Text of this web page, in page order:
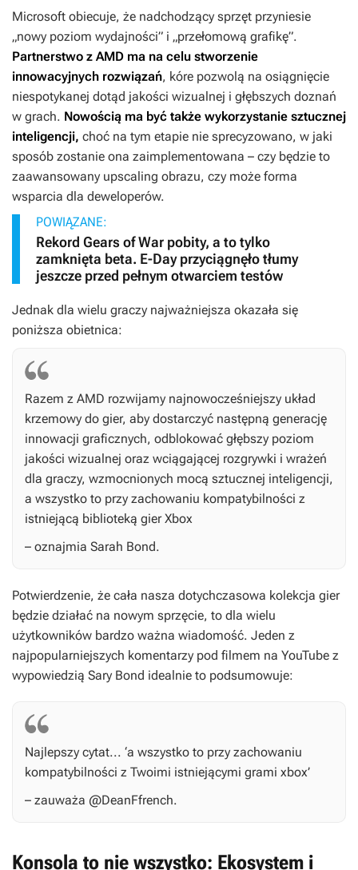
Microsoft obiecuje, że nadchodzący sprzęt przyniesie
„nowy poziom wydajności” i „przełomową grafikę”.
Partnerstwo z AMD ma na celu stworzenie
innowacyjnych rozwiązań, kóre pozwolą na osiągnięcie
niespotykanej dotąd jakości wizualnej i głębszych doznań
w grach. Nowością ma być także wykorzystanie sztucznej
inteligencji, choć na tym etapie nie sprecyzowano, w jaki
sposób zostanie ona zaimplementowana – czy będzie to
zaawansowany upscaling obrazu, czy może forma
wsparcia dla deweloperów.
POWIĄZANE:
Rekord Gears of War pobity, a to tylko
zamknięta beta. E-Day przyciągnęło tłumy
jeszcze przed pełnym otwarciem testów
Jednak dla wielu graczy najważniejsza okazała się
poniższa obietnica:
Razem z AMD rozwijamy najnowocześniejszy układ
krzemowy do gier, aby dostarczyć następną generację
innowacji graficznych, odblokować głębszy poziom
jakości wizualnej oraz wciągającej rozgrywki i wrażeń
dla graczy, wzmocnionych mocą sztucznej inteligencji,
a wszystko to przy zachowaniu kompatybilności z
istniejącą biblioteką gier Xbox
– oznajmia Sarah Bond.
Potwierdzenie, że cała nasza dotychczasowa kolekcja gier
będzie działać na nowym sprzęcie, to dla wielu
użytkowników bardzo ważna wiadomość. Jeden z
najpopularniejszych komentarzy pod filmem na YouTube z
wypowiedzią Sary Bond idealnie to podsumowuje:
Najlepszy cytat... ‘a wszystko to przy zachowaniu
kompatybilności z Twoimi istniejącymi grami xbox’
– zauważa @DeanFfrench.
Konsola to nie wszystko: Ekosystem i